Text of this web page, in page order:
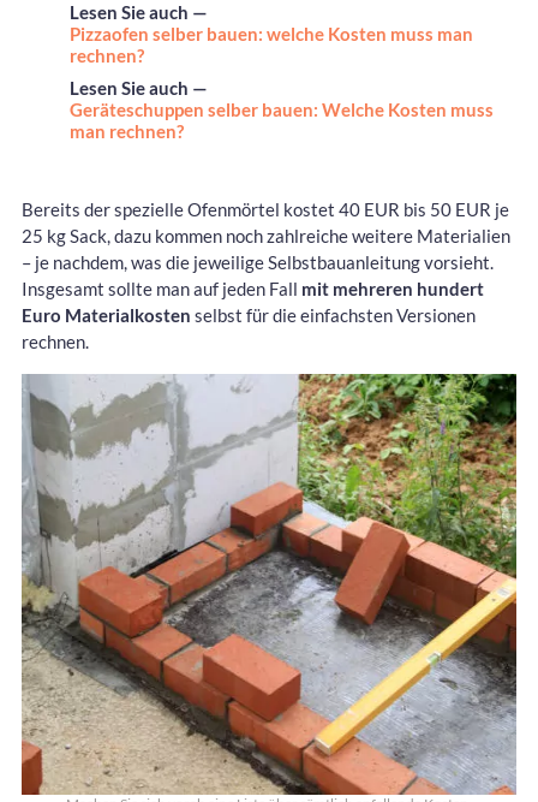
Lesen Sie auch —
Pizzaofen selber bauen: welche Kosten muss man
rechnen?
Lesen Sie auch —
Geräteschuppen selber bauen: Welche Kosten muss
man rechnen?
Bereits der spezielle Ofenmörtel kostet 40 EUR bis 50 EUR je
25 kg Sack, dazu kommen noch zahlreiche weitere Materialien
– je nachdem, was die jeweilige Selbstbauanleitung vorsieht.
Insgesamt sollte man auf jeden Fall mit mehreren hundert
Euro Materialkosten selbst für die einfachsten Versionen
rechnen.